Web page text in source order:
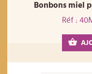
Bonbons miel
Réf :